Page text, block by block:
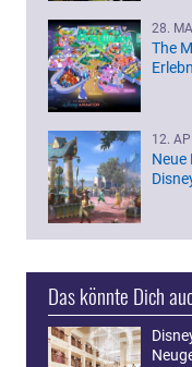
28.
The
12.
Neue
Das könnte Dich